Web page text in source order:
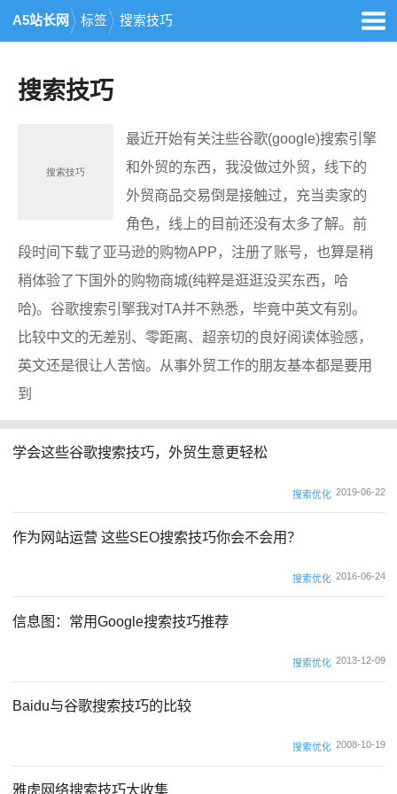
A5站长网 标签 搜索技巧
搜索技巧
最近开始有关注些谷歌(google)搜索引擎
和外贸的东西，我没做过外贸，线下的
外贸商品交易倒是接触过，充当卖家的
角色，线上的目前还没有太多了解。前
段时间下载了亚马逊的购物APP，注册了账号，也算是稍
稍体验了下国外的购物商城(纯粹是逛逛没买东西，哈
哈)。谷歌搜索引擎我对TA并不熟悉，毕竟中英文有别。
比较中文的无差别、零距离、超亲切的良好阅读体验感，
英文还是很让人苦恼。从事外贸工作的朋友基本都是要用
到
学会这些谷歌搜索技巧，外贸生意更轻松
搜索优化 2019-06-22
作为网站运营 这些SEO搜索技巧你会不会用？
搜索优化 2016-06-24
信息图：常用Google搜索技巧推荐
搜索优化 2013-12-09
Baidu与谷歌搜索技巧的比较
搜索优化 2008-10-19
雅虎网络搜索技巧大收集